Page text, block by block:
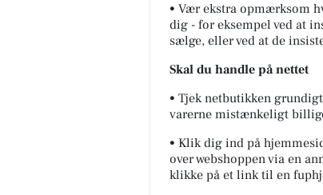
• Vær ekstra opmærksom
dig - for eksempel ved at
sælge, eller ved at de
Skal du handle på nettet
• Tjek netbutikken
varerne mistænkeligt
• Klik dig ind på
over webshoppen via en
klikke på et link til en